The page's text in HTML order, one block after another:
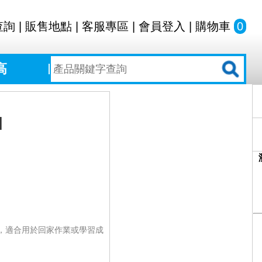
詢 販售地點 客服專區 會員登入 購物車 0
適合用於回家作業或學習成